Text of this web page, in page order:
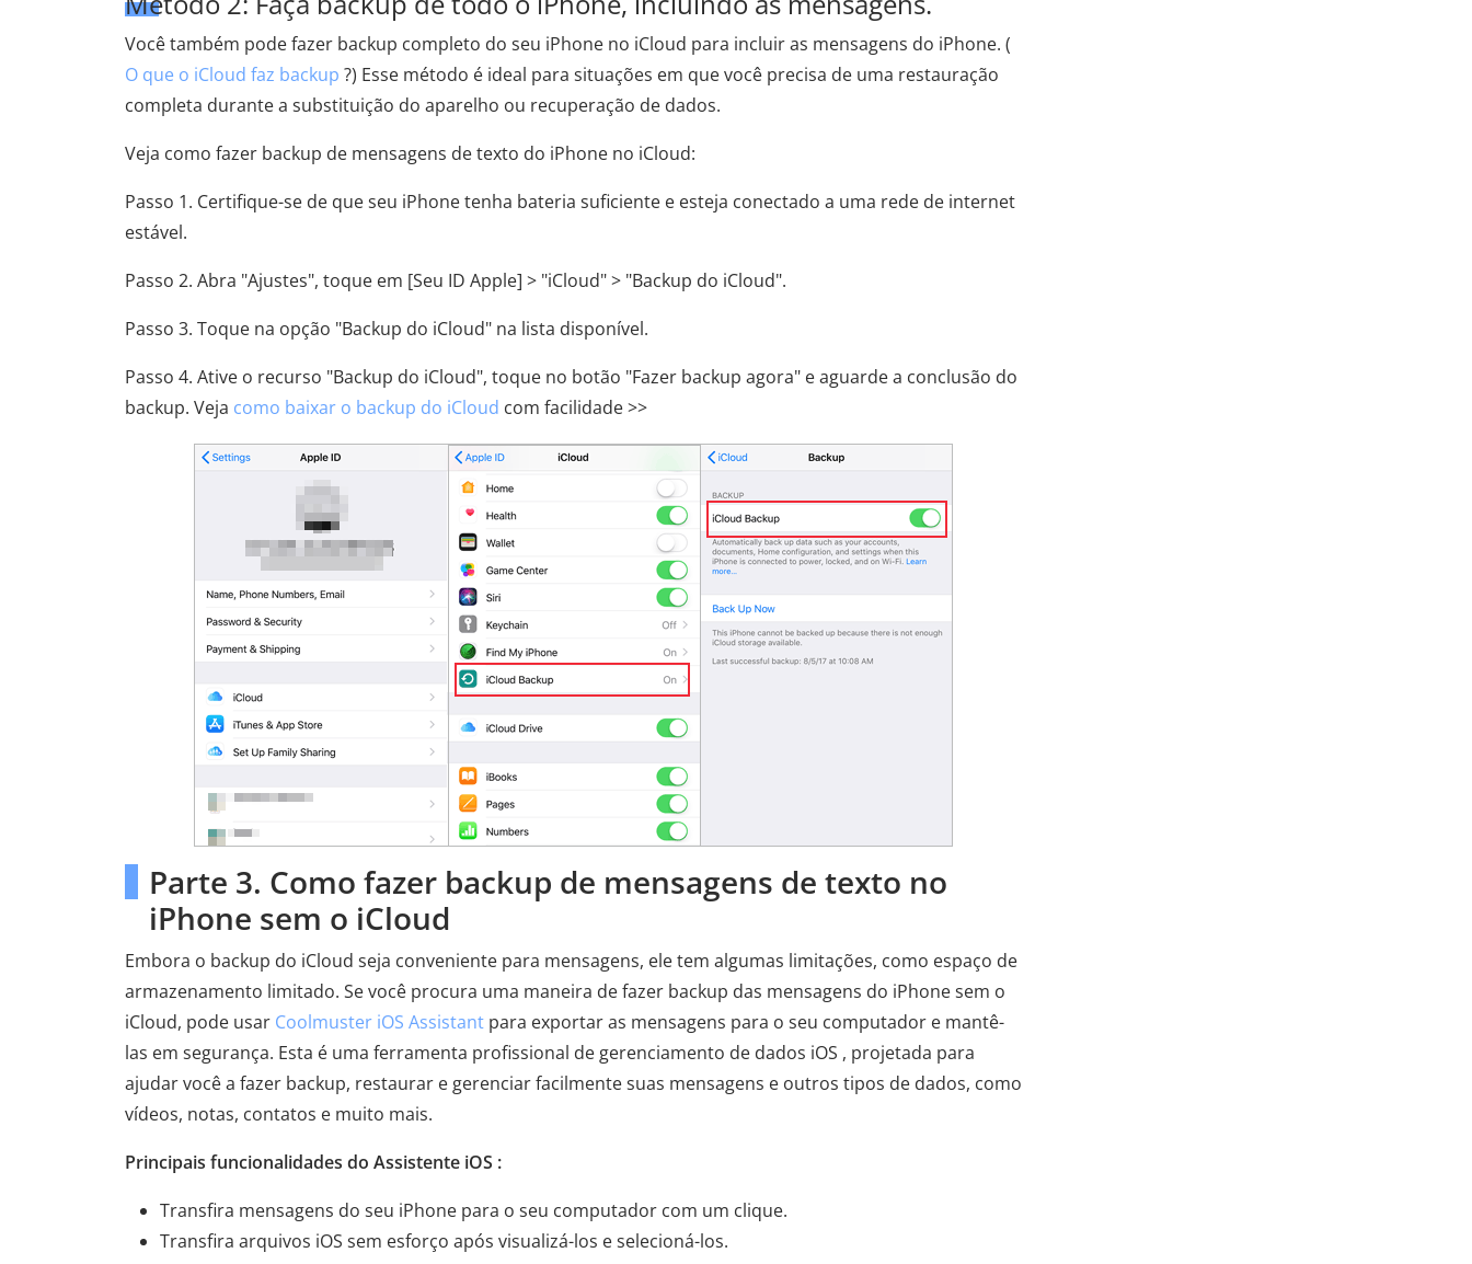
Você também pode fazer backup completo do seu iPhone no iCloud para incluir as mensagens do iPhone. (
O que o iCloud faz backup ?) Esse método é ideal para situações em que você precisa de uma restauração
completa durante a substituição do aparelho ou recuperação de dados.
Veja como fazer backup de mensagens de texto do iPhone no iCloud:
Passo 1. Certifique-se de que seu iPhone tenha bateria suficiente e esteja conectado a uma rede de internet
estável.
Passo 2. Abra "Ajustes", toque em [Seu ID Apple] > "iCloud" > "Backup do iCloud".
Passo 3. Toque na opção "Backup do iCloud" na lista disponível.
Passo 4. Ative o recurso "Backup do iCloud", toque no botão "Fazer backup agora" e aguarde a conclusão do
backup. Veja como baixar o backup do iCloud com facilidade >>
Parte 3. Como fazer backup de mensagens de texto no
iPhone sem o iCloud
Embora o backup do iCloud seja conveniente para mensagens, ele tem algumas limitações, como espaço de
armazenamento limitado. Se você procura uma maneira de fazer backup das mensagens do iPhone sem o
iCloud, pode usar Coolmuster iOS Assistant para exportar as mensagens para o seu computador e mantê-
las em segurança. Esta é uma ferramenta profissional de gerenciamento de dados iOS , projetada para
ajudar você a fazer backup, restaurar e gerenciar facilmente suas mensagens e outros tipos de dados, como
vídeos, notas, contatos e muito mais.
Principais funcionalidades do Assistente iOS :
Transfira mensagens do seu iPhone para o seu computador com um clique.
Transfira arquivos iOS sem esforço após visualizá-los e selecioná-los.